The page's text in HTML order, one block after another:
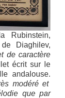
Rubinstein,
Diaghilev,
de caractère
écrit sur le
andalouse.
modéré et
que par